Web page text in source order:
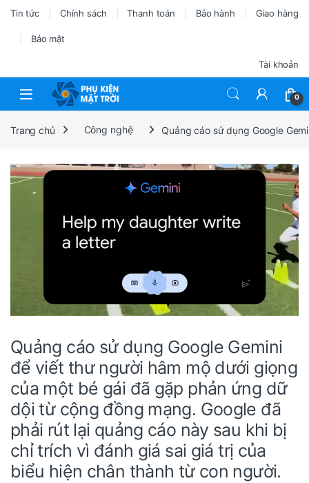
Tin tức Chính sách Thanh toán Bảo hành Giao hàng
Bảo mật
Tài khoản
0
Trang chủ Công nghệ Quảng cáo sử dụng Google
Quảng cáo sử dụng Google Gemini
để viết thư người hâm mộ dưới giọng
của một bé gái đã gặp phản ứng dữ
dội từ cộng đồng mạng. Google đã
phải rút lại quảng cáo này sau khi bị
chỉ trích vì đánh giá sai giá trị của
biểu hiện chân thành từ con người.